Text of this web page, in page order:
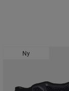
Ny